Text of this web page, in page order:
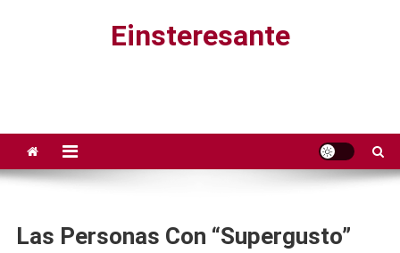
Einsteresante
Las Personas Con “supergusto”